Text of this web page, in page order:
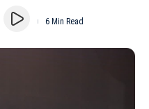
6 Min Read